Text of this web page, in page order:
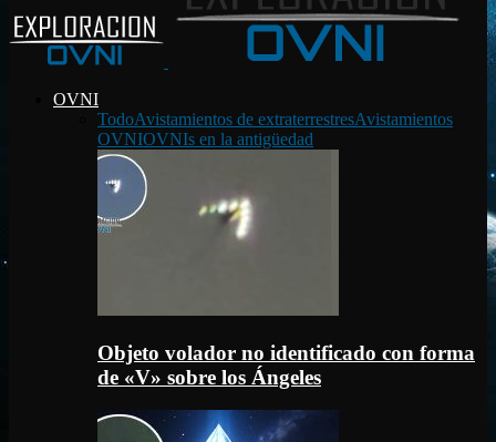
OVNI
TodoAvistamientos de extraterrestresAvistamientos
OVNIOVNIs en la antigüedad
Objeto volador no identificado con forma
de «V» sobre los Ángeles